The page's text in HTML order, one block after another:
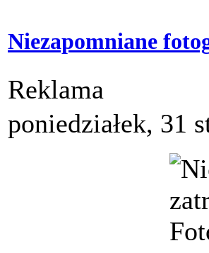
Niezapomniane
Reklama
poniedziałek, 31